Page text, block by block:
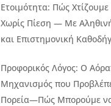
Ετοιμότητα: Πώς Χτίζουμε
Χωρίς Πίεση — Με
και Επιστημονική
Προφορικός Λόγος: Ο
Μηχανισμός που
Πορεία—Πώς Μπορούμε